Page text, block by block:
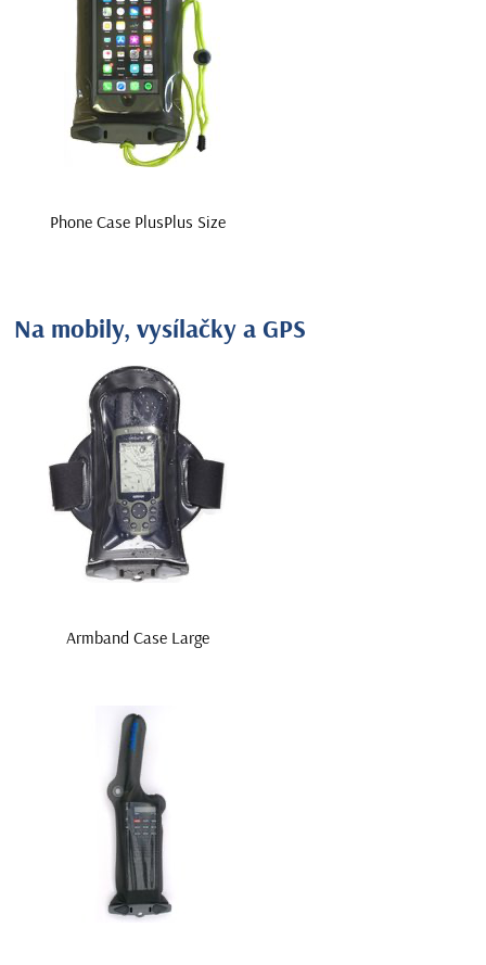
Phone Case PlusPlus Size
Na mobily, vysílačky a GPS
Armband Case Large